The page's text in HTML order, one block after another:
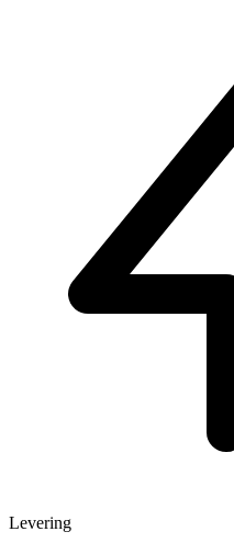
Levering